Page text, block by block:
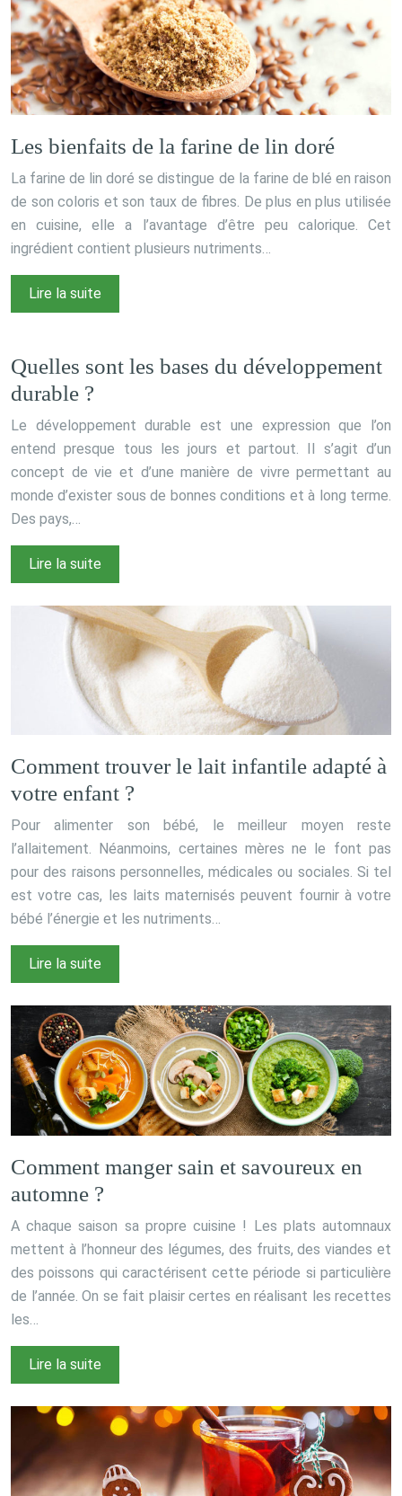
Les bienfaits de la farine de lin doré
La farine de lin doré se distingue de la farine de blé en raison
de son coloris et son taux de fibres. De plus en plus utilisée
en cuisine, elle a l’avantage d’être peu calorique. Cet
ingrédient contient plusieurs nutriments…
Lire la suite
Quelles sont les bases du développement
durable ?
Le développement durable est une expression que l’on
entend presque tous les jours et partout. Il s’agit d’un
concept de vie et d’une manière de vivre permettant au
monde d’exister sous de bonnes conditions et à long terme.
Des pays,…
Lire la suite
Comment trouver le lait infantile adapté à
votre enfant ?
Pour alimenter son bébé, le meilleur moyen reste
l’allaitement. Néanmoins, certaines mères ne le font pas
pour des raisons personnelles, médicales ou sociales. Si tel
est votre cas, les laits maternisés peuvent fournir à votre
bébé l’énergie et les nutriments…
Lire la suite
Comment manger sain et savoureux en
automne ?
A chaque saison sa propre cuisine ! Les plats automnaux
mettent à l’honneur des légumes, des fruits, des viandes et
des poissons qui caractérisent cette période si particulière
de l’année. On se fait plaisir certes en réalisant les recettes
les…
Lire la suite